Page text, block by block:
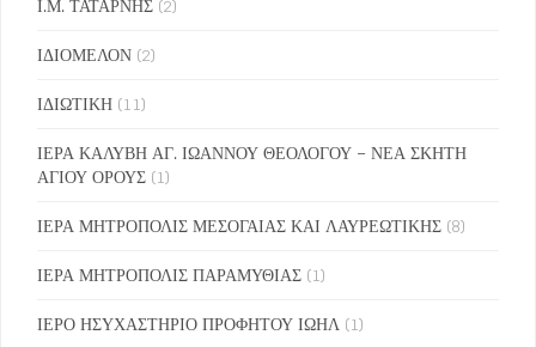
ΙΔΙΟΜΕΛΟΝ (2)
ΙΔΙΩΤΙΚΗ (11)
ΙΕΡΑ ΚΑΛΥΒΗ ΑΓ. ΙΩΑΝΝΟΥ ΘΕΟΛΟΓΟΥ – ΝΕΑ ΣΚΗΤΗ
ΑΓΙΟΥ ΟΡΟΥΣ (1)
ΙΕΡΑ ΜΗΤΡΟΠΟΛΙΣ ΜΕΣΟΓΑΙΑΣ ΚΑΙ ΛΑΥΡΕΩΤΙΚΗΣ (8)
ΙΕΡΑ ΜΗΤΡΟΠΟΛΙΣ ΠΑΡΑΜΥΘΙΑΣ (1)
ΙΕΡΟ ΗΣΥΧΑΣΤΗΡΙΟ ΠΡΟΦΗΤΟΥ ΙΩΗΛ (1)